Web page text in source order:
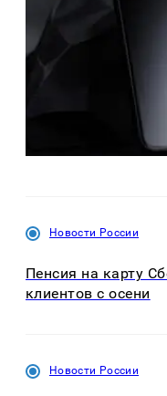
Новости России
Пенсия на карту
клиентов с осени
Новости России